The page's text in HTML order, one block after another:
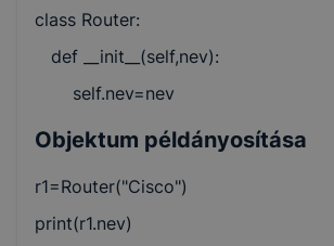
class Router:
def __init__(self,nev):
self.nev=nev
Objektum példányosítása
r1=Router("Cisco")
print(r1.nev)